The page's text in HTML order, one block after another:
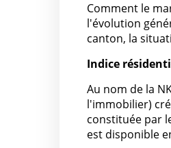
Comment le
l'évolution
canton, la
Indice
Au nom de la
l'immobilier)
constituée par
est disponible